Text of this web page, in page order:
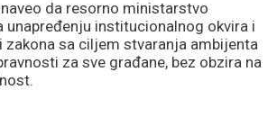
da resorno ministarstvo
unapređenju institucionalnog okvira i
sa ciljem stvaranja ambijenta
za sve građane, bez obzira na